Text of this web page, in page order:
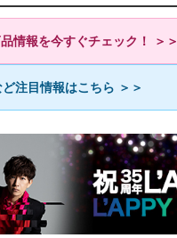
情報を今すぐチェック！ ＞＞
注目情報はこちら ＞＞